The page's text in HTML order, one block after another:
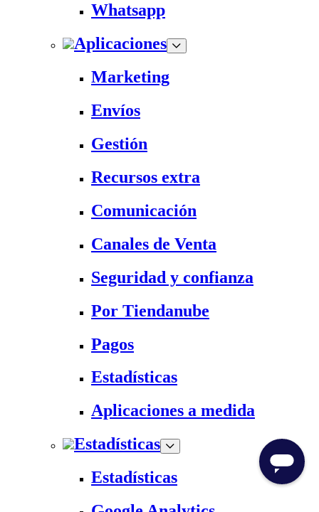
Whatsapp
Aplicaciones
Marketing
Envíos
Gestión
Recursos extra
Comunicación
Canales de Venta
Seguridad y confianza
Por Tiendanube
Pagos
Estadísticas
Aplicaciones a medida
Estadísticas
Estadísticas